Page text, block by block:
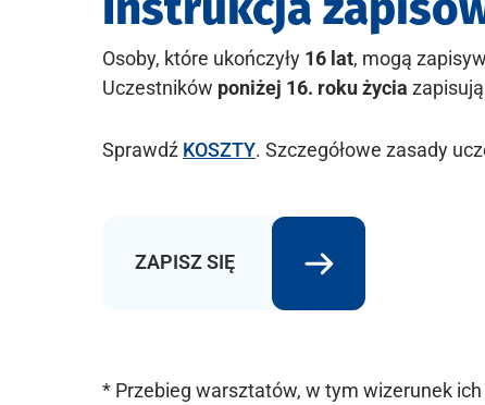
Osoby, które ukończyły 16 lat, mogą
Uczestników poniżej 16. roku życia zapisują
Sprawdź KOSZTY. Szczegółowe zasady
ZAPISZ SIĘ
* Przebieg warsztatów, w tym wizerunek